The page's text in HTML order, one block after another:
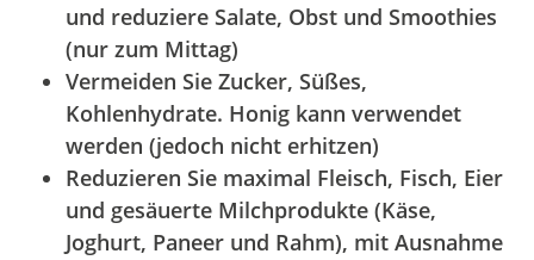
und reduziere Salate, Obst und Smoothies
(nur zum Mittag)
Vermeiden Sie Zucker, Süßes,
Kohlenhydrate. Honig kann verwendet
werden (jedoch nicht erhitzen)
Reduzieren Sie maximal Fleisch, Fisch, Eier
und gesäuerte Milchprodukte (Käse,
Joghurt, Paneer und Rahm), mit Ausnahme